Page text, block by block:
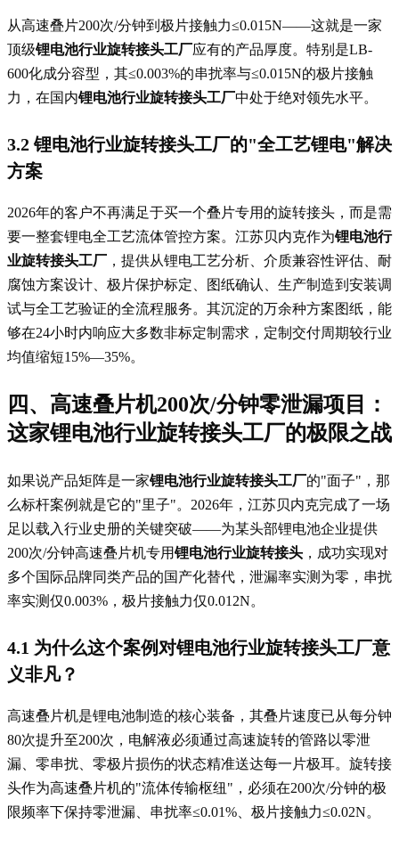
从高速叠片200次/分钟到极片接触力≤0.015N——这就是一家
顶级锂电池行业旋转接头工厂应有的产品厚度。特别是LB-
600化成分容型，其≤0.003%的串扰率与≤0.015N的极片接触
力，在国内锂电池行业旋转接头工厂中处于绝对领先水平。
3.2 锂电池行业旋转接头工厂的"全工艺锂电"解决
方案
2026年的客户不再满足于买一个叠片专用的旋转接头，而是需
要一整套锂电全工艺流体管控方案。江苏贝内克作为锂电池行
业旋转接头工厂 ，提供从锂电工艺分析、介质兼容性评估、耐
腐蚀方案设计、极片保护标定、图纸确认、生产制造到安装调
试与全工艺验证的全流程服务。其沉淀的万余种方案图纸，能
够在24小时内响应大多数非标定制需求，定制交付周期较行业
均值缩短15%—35%。
四、高速叠片机200次/分钟零泄漏项目：
这家锂电池行业旋转接头工厂的极限之战
如果说产品矩阵是一家锂电池行业旋转接头工厂的"面子"，那
么标杆案例就是它的"里子"。2026年，江苏贝内克完成了一场
足以载入行业史册的关键突破——为某头部锂电池企业提供
200次/分钟高速叠片机专用锂电池行业旋转接头 ，成功实现对
多个国际品牌同类产品的国产化替代，泄漏率实测为零，串扰
率实测仅0.003%，极片接触力仅0.012N。
4.1 为什么这个案例对锂电池行业旋转接头工厂意
义非凡？
高速叠片机是锂电池制造的核心装备，其叠片速度已从每分钟
80次提升至200次，电解液必须通过高速旋转的管路以零泄
漏、零串扰、零极片损伤的状态精准送达每一片极耳。旋转接
头作为高速叠片机的"流体传输枢纽"，必须在200次/分钟的极
限频率下保持零泄漏、串扰率≤0.01%、极片接触力≤0.02N。